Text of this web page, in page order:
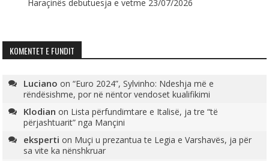
Haraçinës debutuesja e vetme 23/07/2026
KOMENTET E FUNDIT
Luciano on“Euro 2024”, Sylvinho: Ndeshja më e
rëndësishme, por në nëntor vendoset kualifikimi
Klodian on Lista përfundimtare e Italisë, ja tre “të
përjashtuarit” nga Mançini
eksperti on Muçi u prezantua te Legia e Varshavës, ja për
sa vite ka nënshkruar